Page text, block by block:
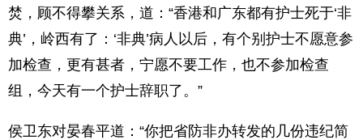
焚，顾不得攀关系，道：“香港和广东都有护士死于‘非
典’，岭西有了：‘非典’病人以后，有个别护士不愿意参
加检查，更有甚者，宁愿不要工作，也不参加检查
组，今天有一个护士辞职了。”
侯卫东对晏春平道：“你把省防非办转发的几份违纪简